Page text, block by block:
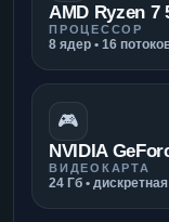
AMD Ryzen 7
ПРОЦЕССОР
8 ядер • 16
🎮
NVIDIA
ВИДЕОКАРТА
24 Гб • дискретная